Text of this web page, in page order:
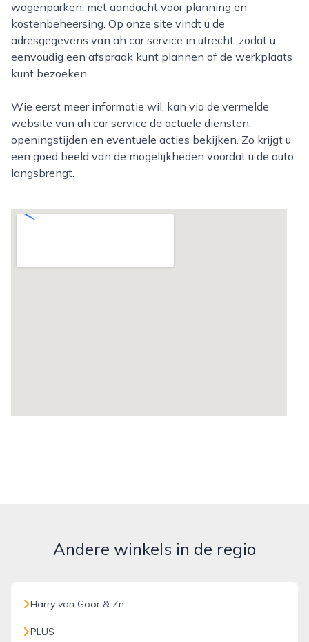
wagenparken, met aandacht voor planning en
kostenbeheersing. Op onze site vindt u de
adresgegevens van ah car service in utrecht, zodat u
eenvoudig een afspraak kunt plannen of de werkplaats
kunt bezoeken.
Wie eerst meer informatie wil, kan via de vermelde
website van ah car service de actuele diensten,
openingstijden en eventuele acties bekijken. Zo krijgt u
een goed beeld van de mogelijkheden voordat u de auto
langsbrengt.
Andere winkels in de regio
Harry van Goor & Zn
PLUS